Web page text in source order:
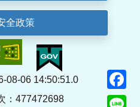
全政策
08-06 14:50:51.0
：477472698